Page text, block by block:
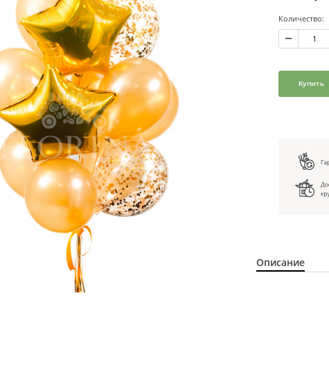
Количество:
Купить
Описание